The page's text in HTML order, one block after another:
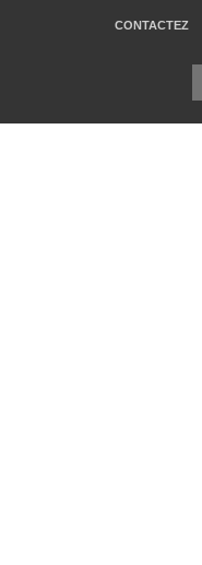
CONTACTEZ